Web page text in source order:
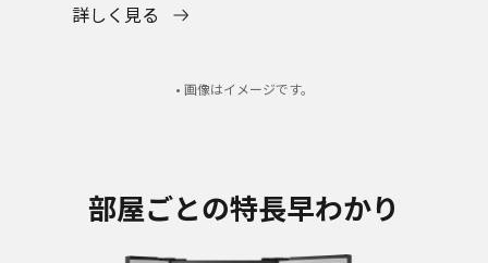
詳しく見る
• 画像はイメージです。
部屋ごとの特長早わかり